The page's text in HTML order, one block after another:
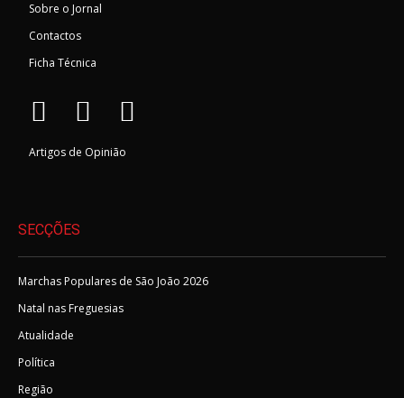
Sobre o Jornal
Contactos
Ficha Técnica
Artigos de Opinião
SECÇÕES
Marchas Populares de São João 2026
Natal nas Freguesias
Atualidade
Política
Região